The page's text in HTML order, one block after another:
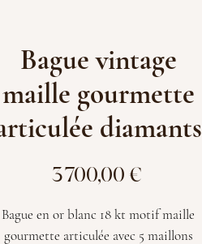
Bague vintage
maille gourmette
diamants
3 700,00 €Prix
Bague en or blanc 18 kt motif maille
gourmette articulée avec 5 maillons